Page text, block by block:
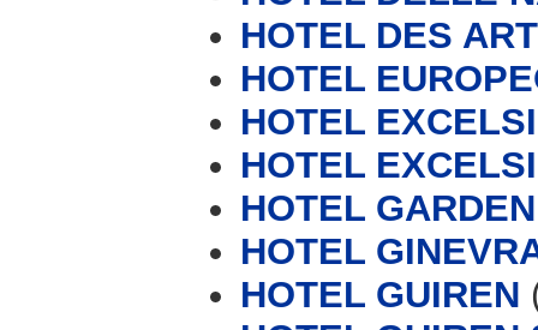
HOTEL DES
HOTEL
HOTEL
HOTEL
HOTEL GARDEN
HOTEL
HOTEL GUIREN